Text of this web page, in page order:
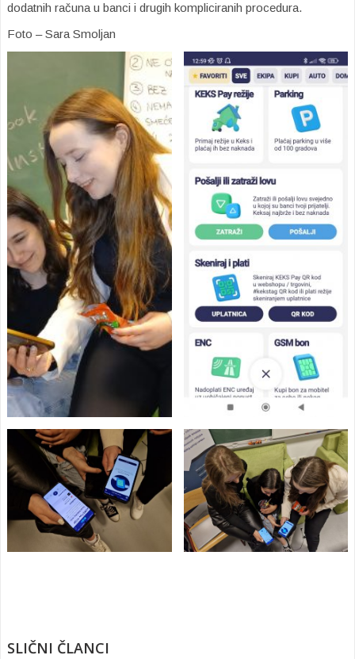
dodatnih računa u banci i drugih kompliciranih procedura.
Foto – Sara Smoljan
SLIČNI ČLANCI